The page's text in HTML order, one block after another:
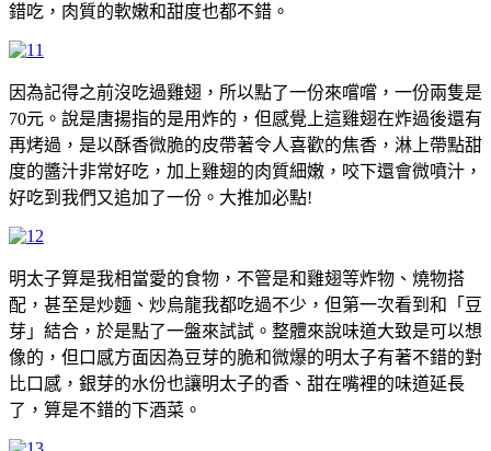
錯吃，肉質的軟嫩和甜度也都不錯。
因為記得之前沒吃過雞翅，所以點了一份來嚐嚐，一份兩隻是
70元。說是唐揚指的是用炸的，但感覺上這雞翅在炸過後還有
再烤過，是以酥香微脆的皮帶著令人喜歡的焦香，淋上帶點甜
度的醬汁非常好吃，加上雞翅的肉質細嫩，咬下還會微噴汁，
好吃到我們又追加了一份。大推加必點!
明太子算是我相當愛的食物，不管是和雞翅等炸物、燒物搭
配，甚至是炒麵、炒烏龍我都吃過不少，但第一次看到和「豆
芽」結合，於是點了一盤來試試。整體來說味道大致是可以想
像的，但口感方面因為豆芽的脆和微爆的明太子有著不錯的對
比口感，銀芽的水份也讓明太子的香、甜在嘴裡的味道延長
了，算是不錯的下酒菜。